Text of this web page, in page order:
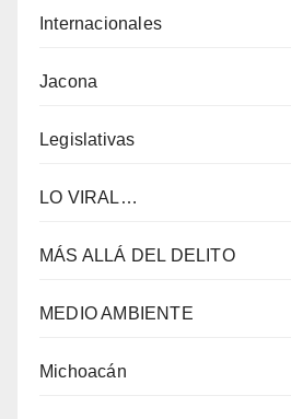
Internacionales
Jacona
Legislativas
LO VIRAL…
MÁS ALLÁ DEL DELITO
MEDIO AMBIENTE
Michoacán